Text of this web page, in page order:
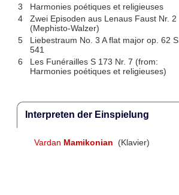
3
Harmonies poétiques et religieuses
4
Zwei Episoden aus Lenaus Faust Nr. 2
(Mephisto-Walzer)
5
Liebestraum No. 3 A flat major op. 62 S
541
6
Les Funérailles S 173 Nr. 7 (from:
Harmonies poétiques et religieuses)
Interpreten der Einspielung
Vardan Mamikonian (Klavier)